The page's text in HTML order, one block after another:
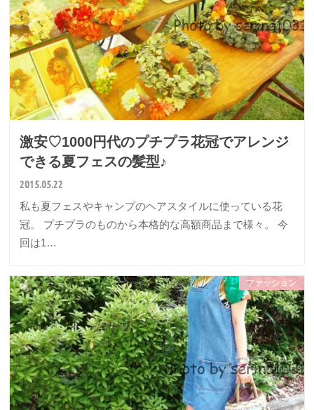
激安♡1000円代のプチプラ花冠でアレンジ
できる夏フェスの髪型♪
2015.05.22
私も夏フェスやキャンプのヘアスタイルに使っている花
冠。 プチプラのものから本格的な高額商品まで様々。 今
回は1…
ファッション